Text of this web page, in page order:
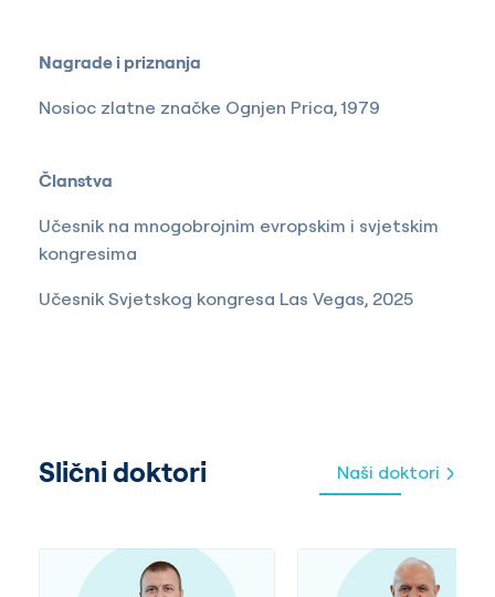
Nagrade i priznanja
Nosioc zlatne značke Ognjen Prica, 1979
Članstva
Učesnik na mnogobrojnim evropskim i svjetskim
kongresima
Učesnik Svjetskog kongresa Las Vegas, 2025
Slični doktori Naši doktori